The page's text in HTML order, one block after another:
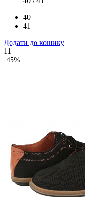
40
41
Додати до кошику
11
-45%